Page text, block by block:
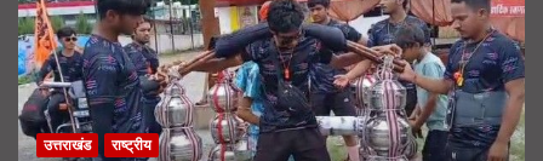
उत्तराखंड राष्ट्रीय